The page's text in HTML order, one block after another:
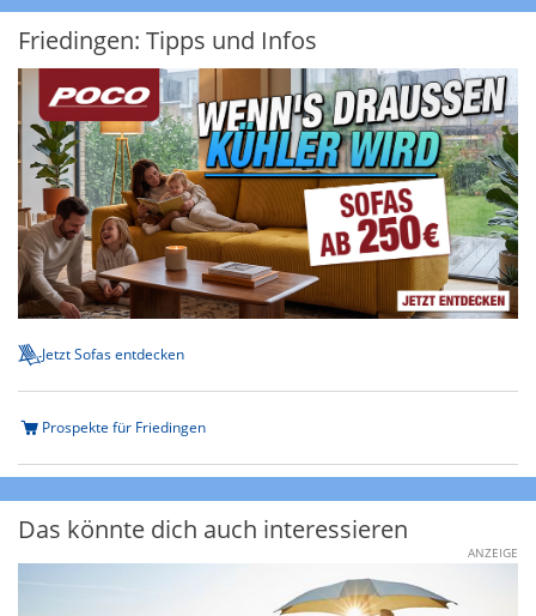
Friedingen: Tipps und Infos
Jetzt Sofas entdecken
Prospekte für Friedingen
Das könnte dich auch interessieren
ANZEIGE